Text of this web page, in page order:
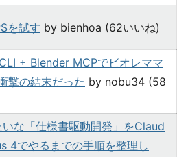
を試す by bienhoa (62いいね)
+ Blender MCPでビオレママ
撃の結末だった by nobu34 (58
な「仕様書駆動開発」をClaud
4でやるまでの手順を整理し